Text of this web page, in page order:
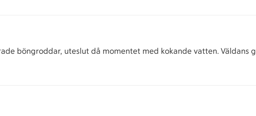
böngroddar, uteslut då momentet med kokande vatten. Väldans